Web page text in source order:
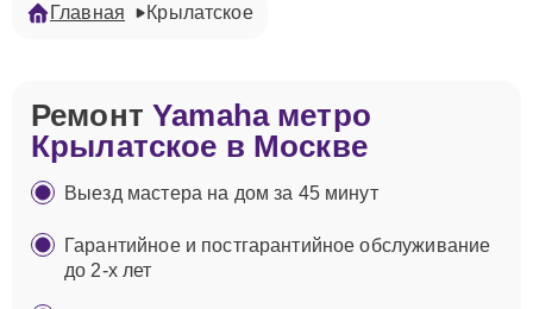
Главная Крылатское
РемонтYamaha метро
Крылатское в Москве
Выезд мастера на дом за 45 минут
Гарантийное и постгарантийное обслуживание
до 2-х лет